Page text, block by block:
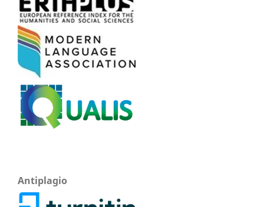
Antiplagio